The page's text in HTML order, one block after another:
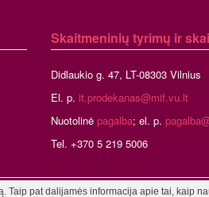
Skaitmeninių tyrimų ir
Didlaukio g. 47, LT-08303 Vilnius
El. p. it.prodekanas@mif.vu.lt
Nuotolinė pagalba; el. p.
Tel. +370 5 219 5006
pat dalijamės informacija apie tai, kaip